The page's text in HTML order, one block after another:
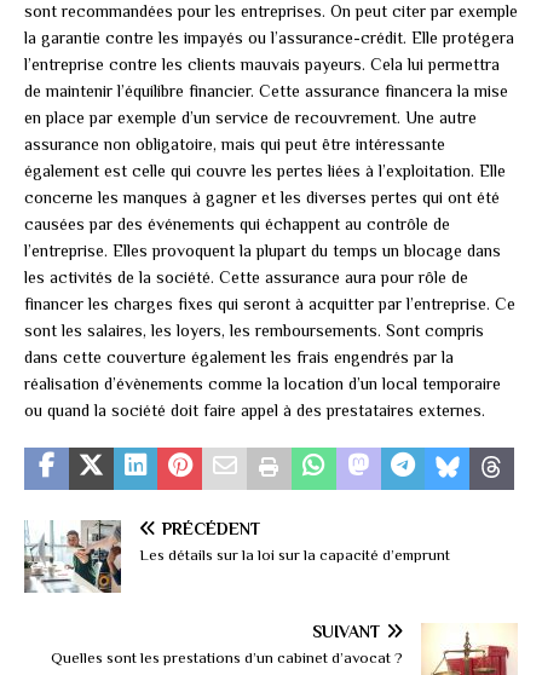
sont recommandées pour les entreprises. On peut citer par exemple
la garantie contre les impayés ou l’assurance-crédit. Elle protégera
l’entreprise contre les clients mauvais payeurs. Cela lui permettra
de maintenir l’équilibre financier. Cette assurance financera la mise
en place par exemple d’un service de recouvrement. Une autre
assurance non obligatoire, mais qui peut être intéressante
également est celle qui couvre les pertes liées à l’exploitation. Elle
concerne les manques à gagner et les diverses pertes qui ont été
causées par des événements qui échappent au contrôle de
l’entreprise. Elles provoquent la plupart du temps un blocage dans
les activités de la société. Cette assurance aura pour rôle de
financer les charges fixes qui seront à acquitter par l’entreprise. Ce
sont les salaires, les loyers, les remboursements. Sont compris
dans cette couverture également les frais engendrés par la
réalisation d’évènements comme la location d’un local temporaire
ou quand la société doit faire appel à des prestataires externes.
PRÉCÉDENT
Les détails sur la loi sur la capacité d’emprunt
SUIVANT
Quelles sont les prestations d’un cabinet d’avocat ?